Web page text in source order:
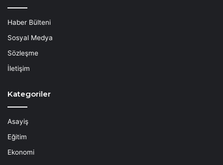
Haber Bülteni
Sosyal Medya
Sözleşme
İletişim
Kategoriler
Asayiş
Eğitim
Ekonomi